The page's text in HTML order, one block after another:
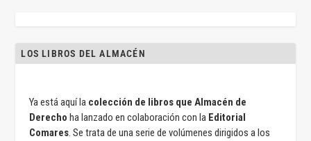
LOS LIBROS DEL ALMACÉN
Ya está aquí la colección de libros que Almacén de
Derecho ha lanzado en colaboración con la Editorial
Comares. Se trata de una serie de volúmenes dirigidos a los